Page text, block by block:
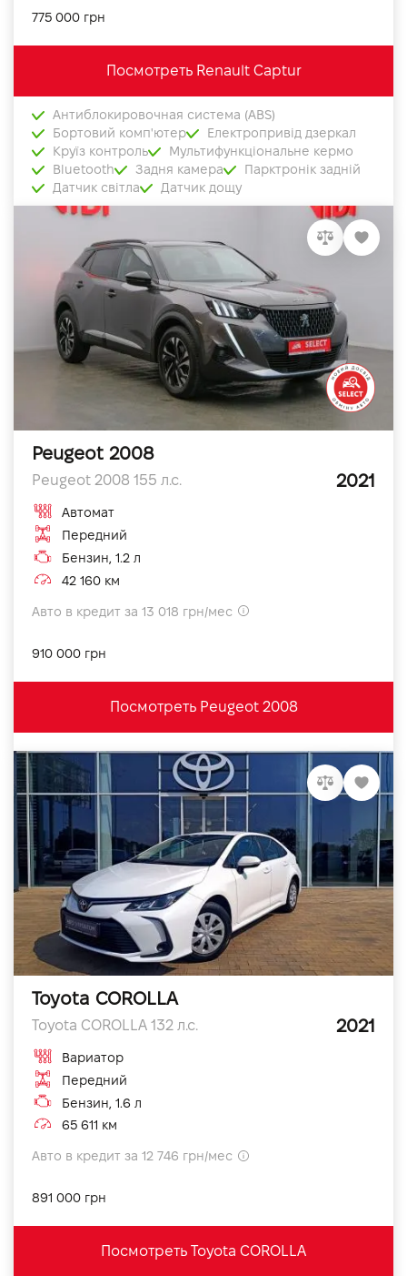
775 000 грн
Посмотреть Renault Captur
Антиблокировочная система (ABS)
Бортовий комп'ютер
Електропривід дзеркал
Круїз контроль
Мультифункціональне кермо
Bluetooth
Задня камера
Парктронік задній
Датчик світла
Датчик дощу
Peugeot 2008
Peugeot 2008 155 л.с. 2021
Автомат
Передний
Бензин, 1.2 л
42 160 км
Авто в кредит за 13 018 грн/мес
910 000 грн
Посмотреть Peugeot 2008
Toyota COROLLA
Toyota COROLLA 132 л.с. 2021
Вариатор
Передний
Бензин, 1.6 л
65 611 км
Авто в кредит за 12 746 грн/мес
891 000 грн
Посмотреть Toyota COROLLA